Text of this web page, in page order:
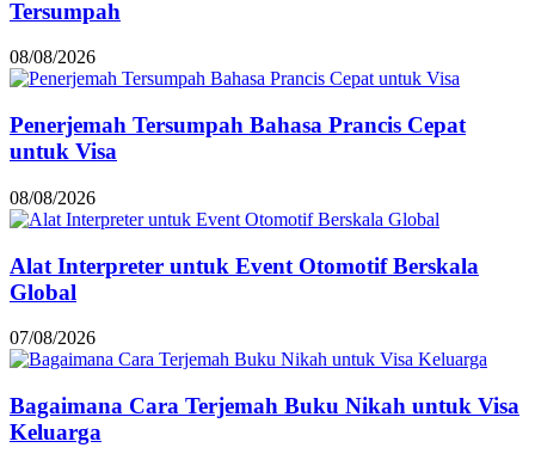
Tersumpah
08/08/2026
Penerjemah Tersumpah Bahasa Prancis Cepat
untuk Visa
08/08/2026
Alat Interpreter untuk Event Otomotif Berskala
Global
07/08/2026
Bagaimana Cara Terjemah Buku Nikah untuk Visa
Keluarga